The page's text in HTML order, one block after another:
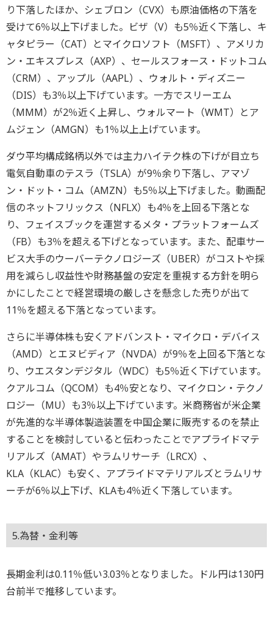
り下落したほか、シェブロン（CVX）も原油価格の下落を
受けて6％以上下げました。ビザ（V）も5％近く下落し、キ
ャタピラー（CAT）とマイクロソフト（MSFT）、アメリカ
ン・エキスプレス（AXP）、セールスフォース・ドットコム
（CRM）、アップル（AAPL）、ウォルト・ディズニー
（DIS）も3％以上下げています。一方でスリーエム
（MMM）が2％近く上昇し、ウォルマート（WMT）とア
ムジェン（AMGN）も1％以上上げています。
ダウ平均構成銘柄以外では主力ハイテク株の下げが目立ち
電気自動車のテスラ（TSLA）が9％余り下落し、アマゾ
ン・ドット・コム（AMZN）も5％以上下げました。動画配
信のネットフリックス（NFLX）も4％を上回る下落とな
り、フェイスブックを運営するメタ・プラットフォームズ
（FB）も3％を超える下げとなっています。また、配車サー
ビス大手のウーバーテクノロジーズ（UBER）がコストや採
用を減らし収益性や財務基盤の安定を重視する方針を明ら
かにしたことで経営環境の厳しさを懸念した売りが出て
11％を超える下落となっています。
さらに半導体株も安くアドバンスト・マイクロ・デバイス
（AMD）とエヌビディア（NVDA）が9％を上回る下落とな
り、ウエスタンデジタル（WDC）も5％近く下げています。
クアルコム（QCOM）も4％安となり、マイクロン・テクノ
ロジー（MU）も3％以上下げています。米商務省が米企業
が先進的な半導体製造装置を中国企業に販売するのを禁止
することを検討していると伝わったことでアプライドマテ
リアルズ（AMAT）やラムリサーチ（LRCX）、
KLA（KLAC）も安く、アプライドマテリアルズとラムリサ
ーチが6％以上下げ、KLAも4％近く下落しています。
5.為替・金利等
長期金利は0.11％低い3.03％となりました。ドル円は130円
台前半で推移しています。